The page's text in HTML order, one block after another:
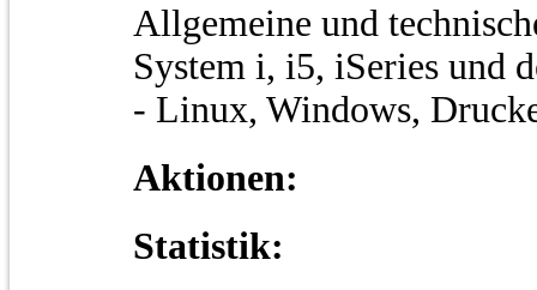
Allgemeine und
System i, i5, iSeries und
- Linux, Windows,
Aktionen:
Statistik: